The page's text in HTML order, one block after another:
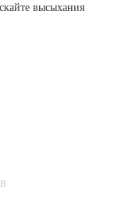
высыхания